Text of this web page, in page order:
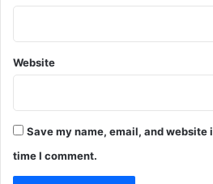
Website
Save my name, email, and website
time I comment.